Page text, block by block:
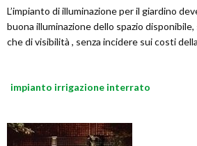
L’impianto di illuminazione per il giardino
buona illuminazione dello spazio
che di visibilità , senza incidere sui costi
impianto irrigazione interrato